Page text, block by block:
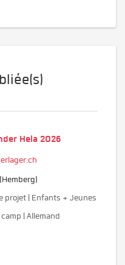
Hela 2026
projet | Enfants + Jeunes
| Allemand